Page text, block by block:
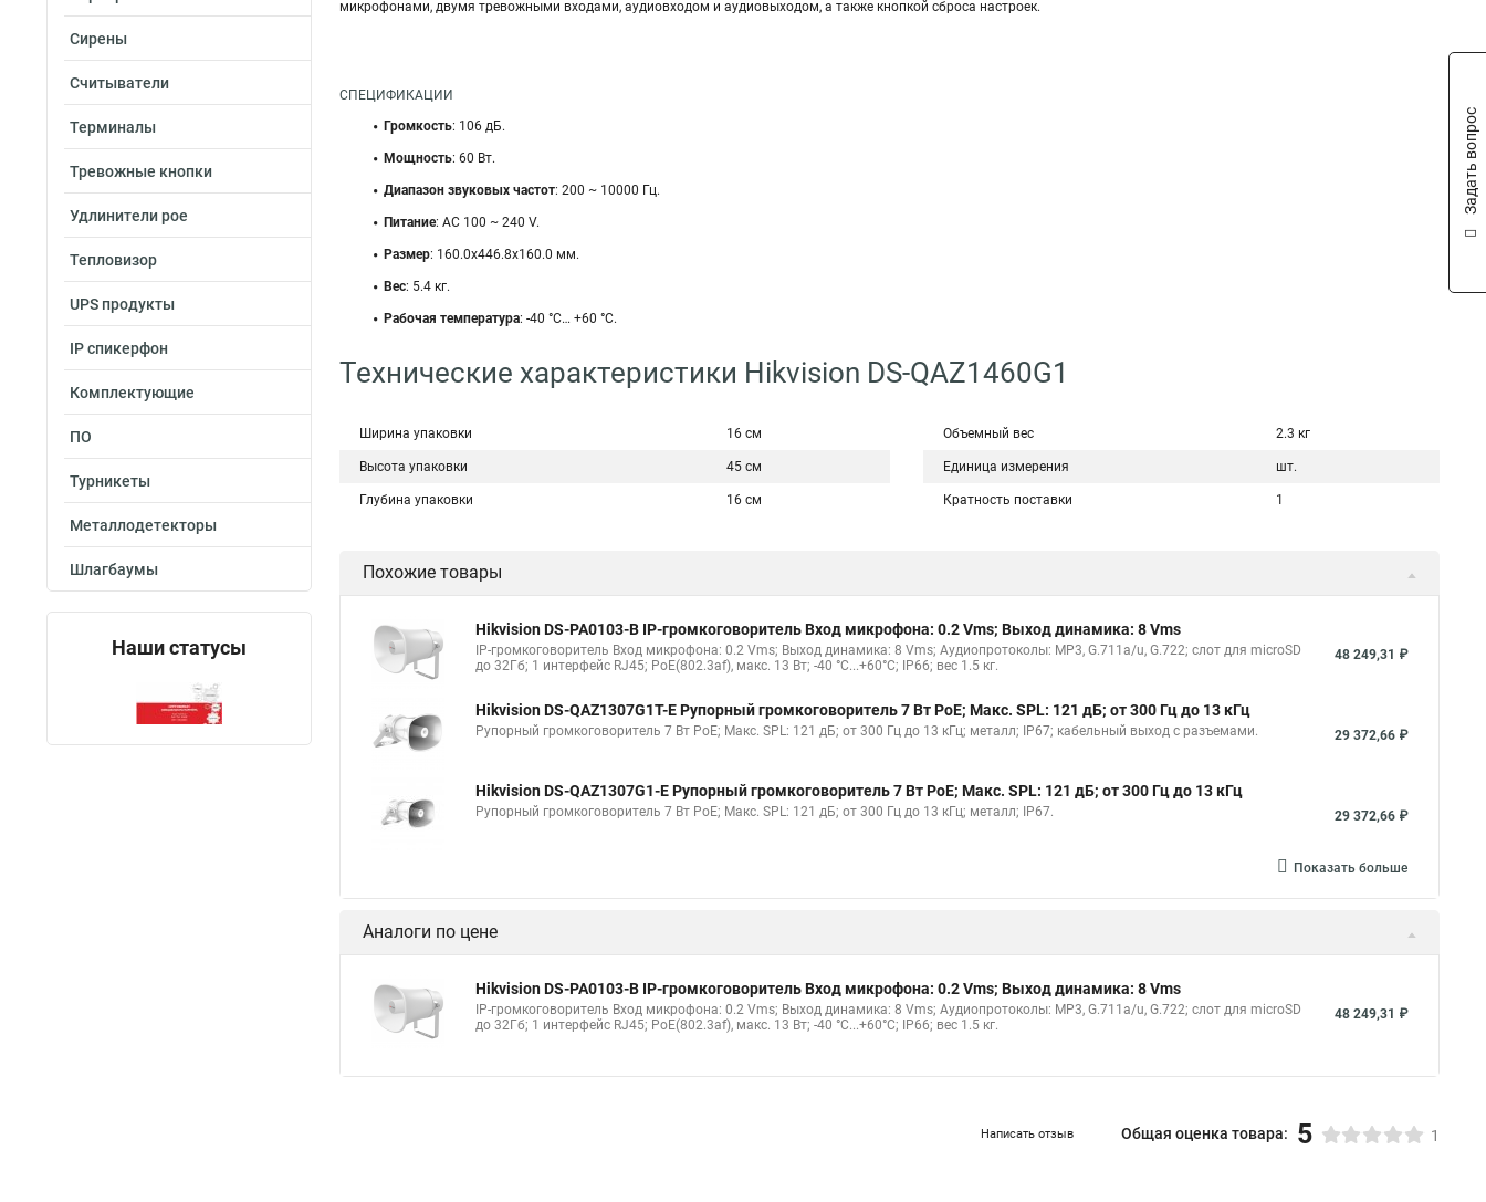
Сирены
Считыватели
Терминалы
Тревожные кнопки
Удлинители poe
Тепловизор
UPS продукты
IP спикерфон
Комплектующие
ПО
Турникеты
Металлодетекторы
Шлагбаумы
Наши статусы
микрофонами, двумя тревожными входами, аудиовходом и аудиовыходом, а также кнопкой сброса настроек.
СПЕЦИФИКАЦИИ
Громкость: 106 дБ.
Мощность: 60 Вт.
Диапазон звуковых частот: 200 ~ 10000 Гц.
Питание: AC 100 ~ 240 V.
Размер: 160.0х446.8х160.0 мм.
Вес: 5.4 кг.
Рабочая температура: -40 °С… +60 °С.
Технические характеристики Hikvision DS-QAZ1460G1
Ширина упаковки 16 см
Высота упаковки 45 см
Глубина упаковки 16 см
Объемный вес 2.3 кг
Единица измерения шт.
Кратность поставки 1
Похожие товары
Hikvision DS-PA0103-B IP-громкоговоритель Вход микрофона: 0.2 Vms; Выход динамика: 8 Vms
IP-громкоговоритель Вход микрофона: 0.2 Vms; Выход динамика: 8 Vms; Аудиопротоколы: MP3, G.711a/u, G.722; слот для microSD
до 32Гб; 1 интерфейс RJ45; PoE(802.3af), макс. 13 Вт; -40 °C...+60°C; IP66; вес 1.5 кг.
48 249,31 ₽
Hikvision DS-QAZ1307G1T-E Рупорный громкоговоритель 7 Вт PoE; Макс. SPL: 121 дБ; от 300 Гц до 13 кГц
Рупорный громкоговоритель 7 Вт PoE; Макс. SPL: 121 дБ; от 300 Гц до 13 кГц; металл; IP67; кабельный выход с разъемами. 29 372,66 ₽
Hikvision DS-QAZ1307G1-E Рупорный громкоговоритель 7 Вт PoE; Макс. SPL: 121 дБ; от 300 Гц до 13 кГц
Рупорный громкоговоритель 7 Вт PoE; Макс. SPL: 121 дБ; от 300 Гц до 13 кГц; металл; IP67. 29 372,66 ₽
Показать больше
Аналоги по цене
Hikvision DS-PA0103-B IP-громкоговоритель Вход микрофона: 0.2 Vms; Выход динамика: 8 Vms
IP-громкоговоритель Вход микрофона: 0.2 Vms; Выход динамика: 8 Vms; Аудиопротоколы: MP3, G.711a/u, G.722; слот для microSD
до 32Гб; 1 интерфейс RJ45; PoE(802.3af), макс. 13 Вт; -40 °C...+60°C; IP66; вес 1.5 кг.
48 249,31 ₽
Написать отзыв Общая оценка товара: 5 1
Задать вопрос